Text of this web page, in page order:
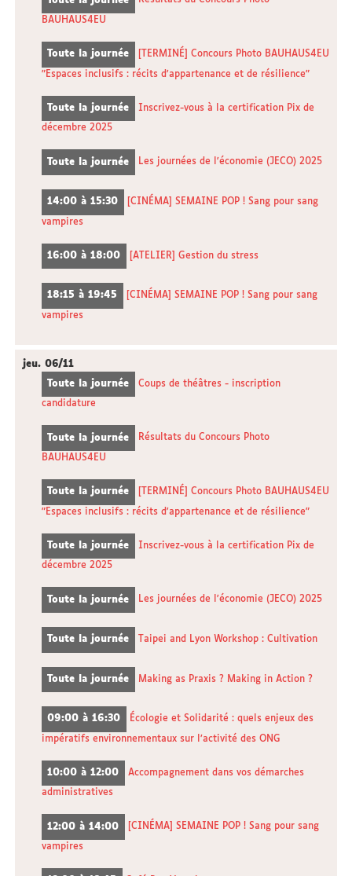
BAUHAUS4EU
Toute la journée [TERMINÉ] Concours Photo BAUHAUS4EU
"Espaces inclusifs : récits d'appartenance et de résilience"
Toute la journée Inscrivez-vous à la certification Pix de
décembre 2025
Toute la journée Les journées de l'économie (JECO) 2025
14:00 à 15:30 [CINÉMA] SEMAINE POP ! Sang pour sang
vampires
16:00 à 18:00 [ATELIER] Gestion du stress
18:15 à 19:45 [CINÉMA] SEMAINE POP ! Sang pour sang
vampires
jeu.06/11
Toute la journée Coups de théâtres - inscription
candidature
Toute la journée Résultats du Concours Photo
BAUHAUS4EU
Toute la journée [TERMINÉ] Concours Photo BAUHAUS4EU
"Espaces inclusifs : récits d'appartenance et de résilience"
Toute la journée Inscrivez-vous à la certification Pix de
décembre 2025
Toute la journée Les journées de l'économie (JECO) 2025
Toute la journée Taipei and Lyon Workshop : Cultivation
Toute la journée Making as Praxis ? Making in Action ?
09:00 à 16:30 Écologie et Solidarité : quels enjeux des
impératifs environnementaux sur l’activité des ONG
10:00 à 12:00 Accompagnement dans vos démarches
administratives
12:00 à 14:00 [CINÉMA] SEMAINE POP ! Sang pour sang
vampires